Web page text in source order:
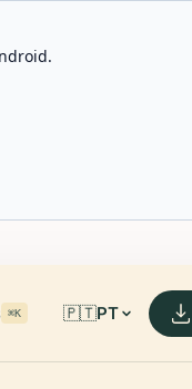
⌘K 🇵🇹PT